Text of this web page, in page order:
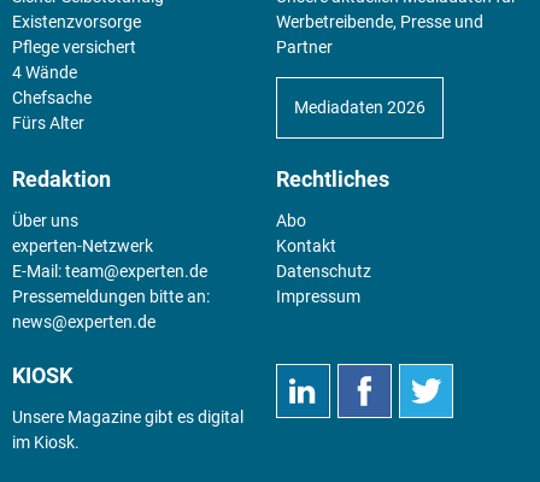
Existenz­vorsorge
Pflege versichert
4 Wände
Chefsache
Fürs Alter
Werbetreibende, Presse und
Partner
Mediadaten 2026
Redaktion
Über uns
experten-Netzwerk
E-Mail:team@experten.de
Pressemeldungen bitte an:
news@experten.de
Rechtliches
Abo
Kontakt
Datenschutz
Impressum
KIOSK
Unsere Magazine gibt es digital
im Kiosk.